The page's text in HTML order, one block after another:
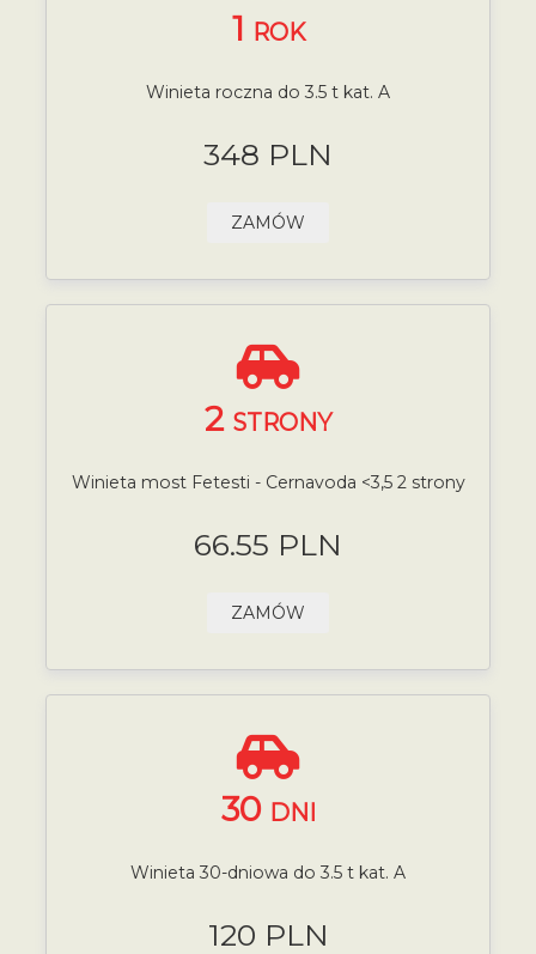
1 ROK
Winieta roczna do 3.5 t kat. A
348 PLN
ZAMÓW
2 STRONY
Winieta most Fetesti - Cernavoda <3,5 2 strony
66.55 PLN
ZAMÓW
30 DNI
Winieta 30-dniowa do 3.5 t kat. A
120 PLN